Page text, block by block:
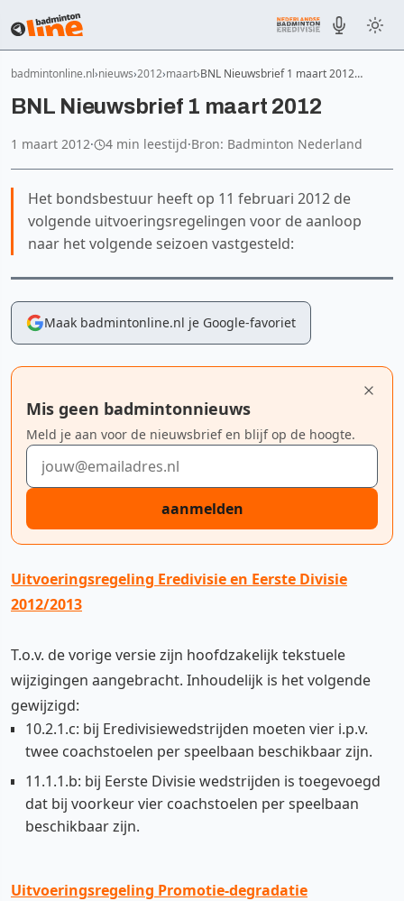
badmintonline.nl nieuws 2012 maart BNL Nieuwsbrief 1 maart 2012…
BNL Nieuwsbrief 1 maart 2012
1 maart 2012· 4 min leestijd·Bron: Badminton Nederland
Het bondsbestuur heeft op 11 februari 2012 de
volgende uitvoeringsregelingen voor de aanloop
naar het volgende seizoen vastgesteld:
Maak badmintonline.nl je Google-favoriet
Mis geen badmintonnieuws
Meld je aan voor de nieuwsbrief en blijf op de hoogte.
E-mailadres
aanmelden
Uitvoeringsregeling Eredivisie en Eerste Divisie
2012/2013
T.o.v. de vorige versie zijn hoofdzakelijk tekstuele
wijzigingen aangebracht. Inhoudelijk is het volgende
gewijzigd:
10.2.1.c: bij Eredivisiewedstrijden moeten vier i.p.v.
twee coachstoelen per speelbaan beschikbaar zijn.
11.1.1.b: bij Eerste Divisie wedstrijden is toegevoegd
dat bij voorkeur vier coachstoelen per speelbaan
beschikbaar zijn.
Uitvoeringsregeling Promotie-degradatie